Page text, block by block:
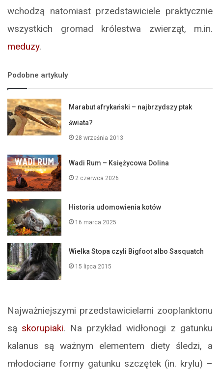
wchodzą natomiast przedstawiciele praktycznie
wszystkich gromad królestwa zwierząt, m.in.
meduzy.
Podobne artykuły
Marabut afrykański – najbrzydszy ptak
świata?
28 września 2013
Wadi Rum – Księżycowa Dolina
2 czerwca 2026
Historia udomowienia kotów
16 marca 2025
Wielka Stopa czyli Bigfoot albo Sasquatch
15 lipca 2015
Najważniejszymi przedstawicielami zooplanktonu
są skorupiaki. Na przykład widłonogi z gatunku
kalanus są ważnym elementem diety śledzi, a
młodociane formy gatunku szczętek (in. krylu) –